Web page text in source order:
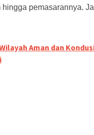
pemasarannya.
Aman dan